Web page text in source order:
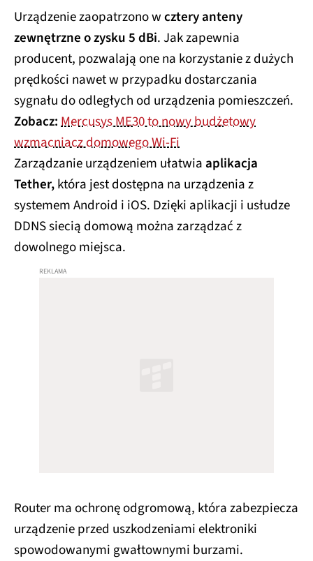
Urządzenie zaopatrzono wcztery anteny
zewnętrzne o zysku 5 dBi. Jak zapewnia
producent, pozwalają one na korzystanie z dużych
prędkości nawet w przypadku dostarczania
sygnału do odległych od urządzenia pomieszczeń.
Zobacz:Mercusys ME30 to nowy budżetowy
wzmacniacz domowego Wi-Fi
Zarządzanie urządzeniem ułatwiaaplikacja
Tether,która jest dostępna na urządzenia z
systemem Android i iOS. Dzięki aplikacji i usłudze
DDNS siecią domową można zarządzać z
dowolnego miejsca.
Router ma ochronę odgromową, która zabezpiecza
urządzenie przed uszkodzeniami elektroniki
spowodowanymi gwałtownymi burzami.